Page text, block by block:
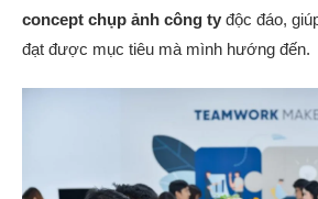
concept chụp ảnh công ty độc đáo,
đạt được mục tiêu mà mình hướng đến.